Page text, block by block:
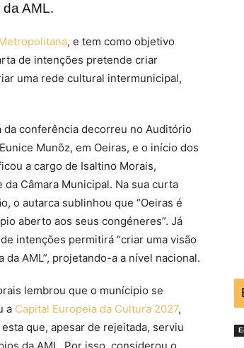
AML.
, e tem como objetivo
de intenções pretende criar
uma rede cultural intermunicipal,
da conferência decorreu no Auditório
Munõz, em Oeiras, e o início dos
a cargo de Isaltino Morais,
da Câmara Municipal. Na sua curta
o autarca sublinhou que “Oeiras é
aberto aos seus congéneres”. Já
intenções permitirá “criar uma visão
da AML”, projetando-a a nível nacional.
lembrou que o munícipio se
a Capital Europeia da Cultura 2027,
que, apesar de rejeitada, serviu